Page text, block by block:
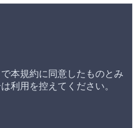
本規約に同意したものとみ
利用を控えてください。